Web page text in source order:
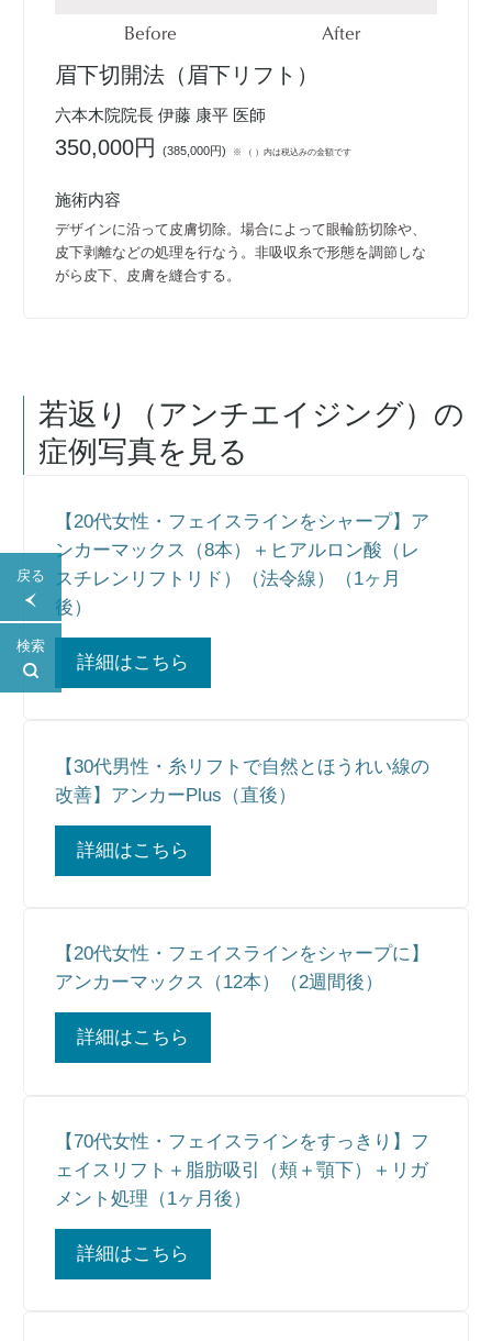
戻る
検索
Before After
眉下切開法（眉下リフト）
六本木院院長 伊藤 康平 医師
350,000円(385,000円) ※ （ ）内は税込みの金額です
施術内容
デザインに沿って皮膚切除。場合によって眼輪筋切除や、
皮下剥離などの処理を行なう。非吸収糸で形態を調節しな
がら皮下、皮膚を縫合する。
若返り（アンチエイジング） の
症例写真を見る
【20代女性・フェイスラインをシャープ】ア
ンカーマックス（8本）＋ヒアルロン酸（レ
スチレンリフトリド）（法令線）（1ヶ月
後）
詳細はこちら
【30代男性・糸リフトで自然とほうれい線の
改善】アンカーPlus（直後）
詳細はこちら
【20代女性・フェイスラインをシャープに】
アンカーマックス（12本）（2週間後）
詳細はこちら
【70代女性・フェイスラインをすっきり】フ
ェイスリフト＋脂肪吸引（頬＋顎下）＋リガ
メント処理（1ヶ月後）
詳細はこちら